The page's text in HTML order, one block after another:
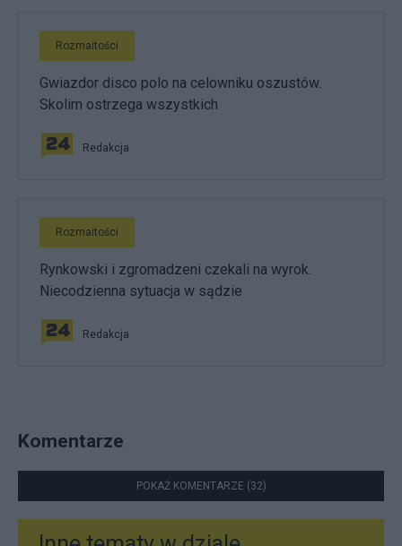
Rozmaitości
Gwiazdor disco polo na celowniku oszustów.
Skolim ostrzega wszystkich
Redakcja
Rozmaitości
Rynkowski i zgromadzeni czekali na wyrok.
Niecodzienna sytuacja w sądzie
Redakcja
Komentarze
POKAŻ KOMENTARZE (32)